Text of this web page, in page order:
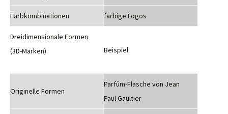
Farbkombinationen farbige Logos
Dreidimensionale Formen
(3D-Marken)
Beispiel
Originelle Formen
Parfüm-Flasche von Jean
Paul Gaultier